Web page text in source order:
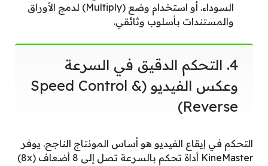
السوداء. أو استخدام وضع (Multiply) لدمج الأوراق
والمستندات بأسلوب وثائقي.
4. التحكم الدقيق في السرعة
وعكس الفيديو (Speed Control &
Reverse)
التحكم في إيقاع الفيديو هو أساس المونتاج الناجح. يوفر
KineMaster أداة تحكم بالسرعة تصل إلى 8 أضعاف (8x)